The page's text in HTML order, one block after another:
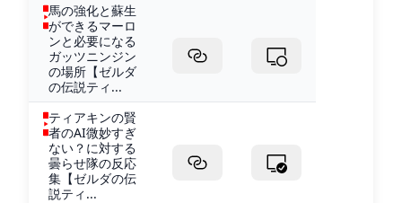
馬の強化と蘇生
ができるマーロ
ンと必要になる
ガッツニンジン
の場所【ゼルダ
の伝説ティ...
ティアキンの賢
者のAI微妙すぎ
ない？に対する
曇らせ隊の反応
集【ゼルダの伝
説ティ...